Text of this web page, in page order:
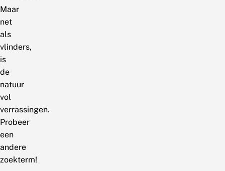
Maar
net
als
vlinders,
is
de
natuur
vol
verrassingen.
Probeer
een
andere
zoekterm!